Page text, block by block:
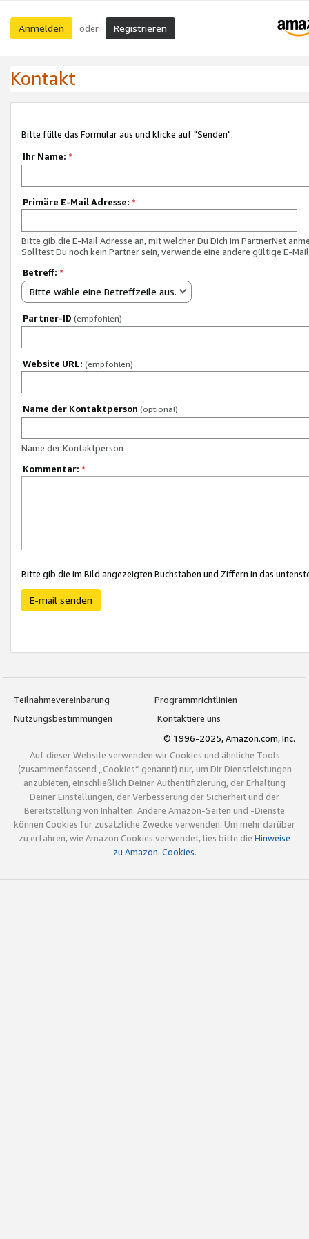
Anmelden oder Registrieren
Kontakt
Bitte fülle das Formular aus und klicke auf "Senden".
Ihr Name: *
Primäre E-Mail Adresse: *
Bitte gib die E-Mail Adresse an, mit welcher Du Dich im PartnerNet
Solltest Du noch kein Partner sein, verwende eine andere gültige E-
Betreff: *
Bitte wähle eine Betreffzeile aus.
Partner-ID (empfohlen)
Website URL: (empfohlen)
Name der Kontaktperson (optional)
Name der Kontaktperson
Kommentar: *
Bitte gib die im Bild angezeigten Buchstaben und Ziffern in das
E-mail senden
Teilnahmevereinbarung
Programmrichtlinien
Nutzungsbestimmungen
Kontaktiere uns
© 1996-2025, Amazon.com, Inc.
Auf dieser Website verwenden wir Cookies und ähnliche Tools
(zusammenfassend „Cookies“ genannt) nur, um Dir Dienstleistungen
anzubieten, einschließlich Deiner Authentifizierung, der Erhaltung
Deiner Einstellungen, der Verbesserung der Sicherheit und der
Bereitstellung von Inhalten. Andere Amazon-Seiten und -Dienste
können Cookies für zusätzliche Zwecke verwenden. Um mehr darüber
zu erfahren, wie Amazon Cookies verwendet, lies bitte die Hinweise
zu Amazon-Cookies.